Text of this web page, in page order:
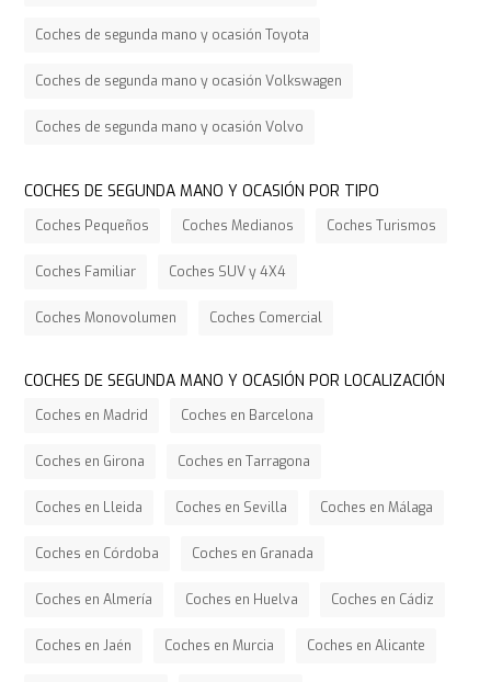
Coches de segunda mano y ocasión Toyota
Coches de segunda mano y ocasión Volkswagen
Coches de segunda mano y ocasión Volvo
COCHES DE SEGUNDA MANO Y OCASIÓN POR TIPO
Coches Pequeños Coches Medianos Coches Turismos
Coches Familiar Coches SUV y 4X4
Coches Monovolumen Coches Comercial
COCHES DE SEGUNDA MANO Y OCASIÓN POR LOCALIZACIÓN
Coches en Madrid Coches en Barcelona
Coches en Girona Coches en Tarragona
Coches en Lleida Coches en Sevilla Coches en Málaga
Coches en Córdoba Coches en Granada
Coches en Almería Coches en Huelva Coches en Cádiz
Coches en Jaén Coches en Murcia Coches en Alicante